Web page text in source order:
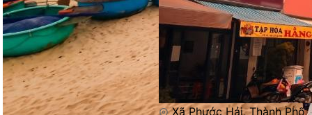
Xã Phước Hải, Thành Phố